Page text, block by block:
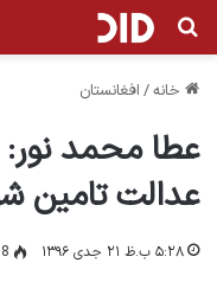
جستجو برای
خانه/ افغانستان
عطا محمد
عدالت تامین
۵:۲۸ ب.ظ ۲۱ جدی ۱۳۹۶